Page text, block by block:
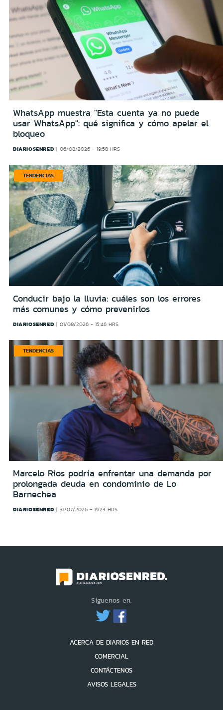
WhatsApp muestra "Esta cuenta ya no puede
usar WhatsApp": qué significa y cómo apelar el
bloqueo
DIARIOSENRED 06/08/2026 - 19:58 HRS
TENDENCIAS
Conducir bajo la lluvia: cuáles son los errores
más comunes y cómo prevenirlos
DIARIOSENRED 01/08/2026 - 15:46 HRS
TENDENCIAS
Marcelo Ríos podría enfrentar una demanda por
prolongada deuda en condominio de Lo
Barnechea
DIARIOSENRED 31/07/2026 - 19:23 HRS
Síguenos en:
ACERCA DE DIARIOS EN RED
COMERCIAL
CONTÁCTENOS
AVISOS LEGALES